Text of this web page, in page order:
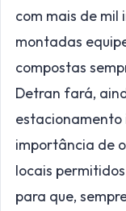
com mais de mil
montadas
compostas
Detran fará,
estacionamento
importância de
locais
para que,